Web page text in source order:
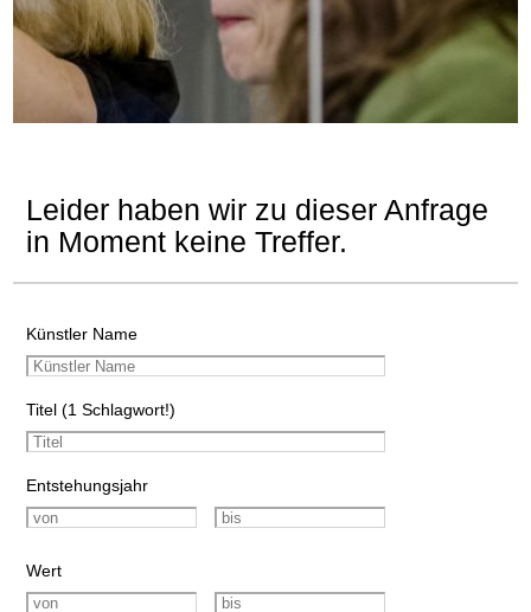
Leider haben wir zu dieser Anfrage
in Moment keine Treffer.
Künstler Name
Titel (1 Schlagwort!)
Entstehungsjahr
Wert